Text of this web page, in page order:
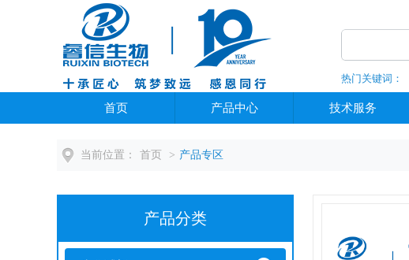
热门关键词：
全部分类
首页 产品中心 技术服务
当前位置： 首页 > 产品专区
产品分类